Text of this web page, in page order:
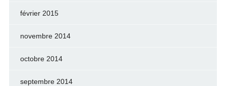
février 2015
novembre 2014
octobre 2014
septembre 2014